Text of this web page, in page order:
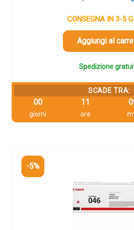
era:
CONSEGNA IN 3-5
Aggiungi al
Spedizione
SCADE TRA:
00
giorni
11
ore
-5%